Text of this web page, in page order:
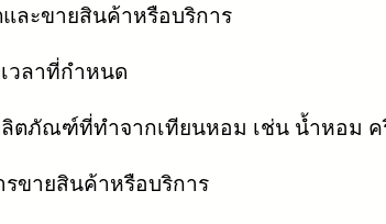
ละขายสินค้าหรือบริการ
วลาที่กำหนด
ตภัณฑ์ที่ทำจากเทียนหอม เช่น น้ำหอม
รขายสินค้าหรือบริการ